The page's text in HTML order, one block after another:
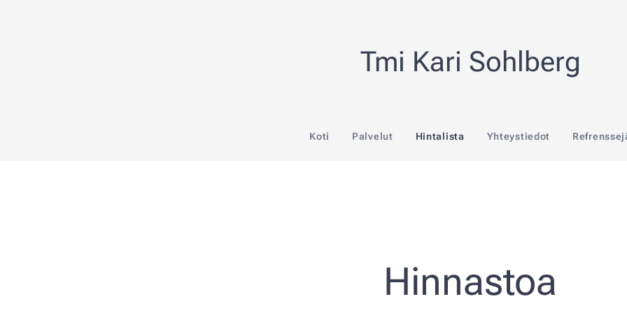
Tmi Kari Sohlberg
Koti Palvelut Hintalista Yhteystiedot
Hinnastoa